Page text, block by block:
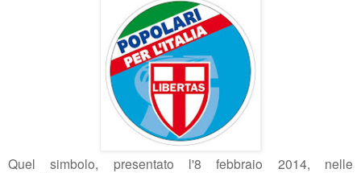
Quel simbolo, presentato l'8 febbraio 2014, nelle